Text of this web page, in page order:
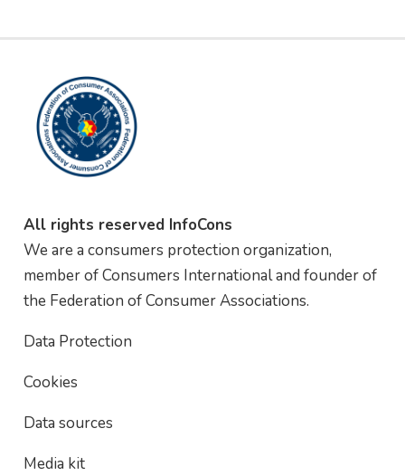
All rights reserved InfoCons
We are a consumers protection organization,
member of Consumers International and founder of
the Federation of Consumer Associations.
Data Protection
Cookies
Data sources
Media kit